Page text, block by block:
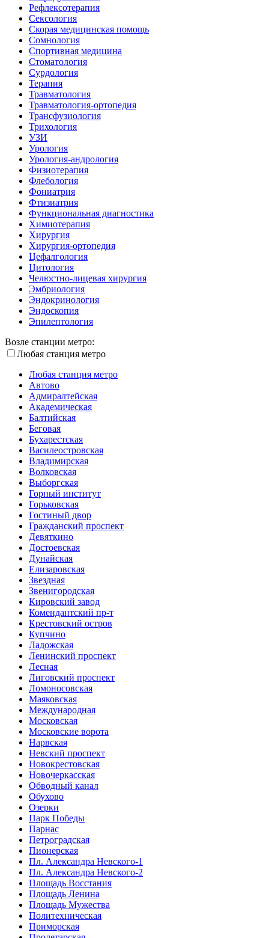
Рефлексотерапия
Сексология
Скорая медицинская помощь
Сомнология
Спортивная медицина
Стоматология
Сурдология
Терапия
Травматология
Травматология-ортопедия
Трансфузиология
Трихология
УЗИ
Урология
Урология-андрология
Физиотерапия
Флебология
Фониатрия
Фтизиатрия
Функциональная диагностика
Химиотерапия
Хирургия
Хирургия-ортопедия
Цефалгология
Цитология
Челюстно-лицевая хирургия
Эмбриология
Эндокринология
Эндоскопия
Эпилептология
Возле станции метро:
Любая станция метро
Любая станция метро
Автово
Адмиралтейская
Академическая
Балтийская
Беговая
Бухарестская
Василеостровская
Владимирская
Волковская
Выборгская
Горный институт
Горьковская
Гостиный двор
Гражданский проспект
Девяткино
Достоевская
Дунайская
Елизаровская
Звездная
Звенигородская
Кировский завод
Комендантский пр-т
Крестовский остров
Купчино
Ладожская
Ленинский проспект
Лесная
Лиговский проспект
Ломоносовская
Маяковская
Международная
Московская
Московские ворота
Нарвская
Невский проспект
Новокрестовская
Новочеркасская
Обводный канал
Обухово
Озерки
Парк Победы
Парнас
Петроградская
Пионерская
Пл. Александра Невского-1
Пл. Александра Невского-2
Площадь Восстания
Площадь Ленина
Площадь Мужества
Политехническая
Приморская